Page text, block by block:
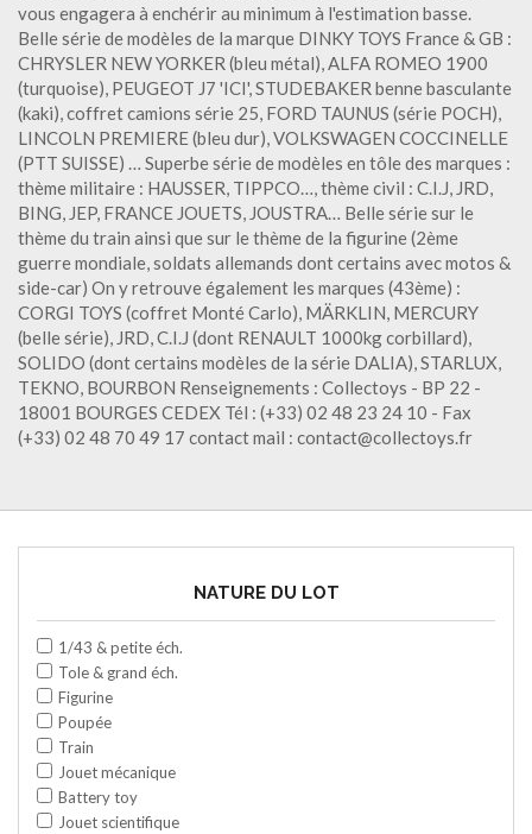
vous engagera à enchérir au minimum à l'estimation basse.
Belle série de modèles de la marque DINKY TOYS France & GB :
CHRYSLER NEW YORKER (bleu métal), ALFA ROMEO 1900
(turquoise), PEUGEOT J7 'ICI', STUDEBAKER benne basculante
(kaki), coffret camions série 25, FORD TAUNUS (série POCH),
LINCOLN PREMIERE (bleu dur), VOLKSWAGEN COCCINELLE
(PTT SUISSE) … Superbe série de modèles en tôle des marques :
thème militaire : HAUSSER, TIPPCO…, thème civil : C.I.J, JRD,
BING, JEP, FRANCE JOUETS, JOUSTRA… Belle série sur le
thème du train ainsi que sur le thème de la figurine (2ème
guerre mondiale, soldats allemands dont certains avec motos &
side-car) On y retrouve également les marques (43ème) :
CORGI TOYS (coffret Monté Carlo), MÄRKLIN, MERCURY
(belle série), JRD, C.I.J (dont RENAULT 1000kg corbillard),
SOLIDO (dont certains modèles de la série DALIA), STARLUX,
TEKNO, BOURBON Renseignements : Collectoys - BP 22 -
18001 BOURGES CEDEX Tél : (+33) 02 48 23 24 10 - Fax
(+33) 02 48 70 49 17 contact mail : contact@collectoys.fr
NATURE DU LOT
1/43 & petite éch.
Tole & grand éch.
Figurine
Poupée
Train
Jouet mécanique
Battery toy
Jouet scientifique